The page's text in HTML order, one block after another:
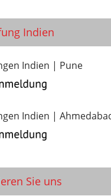
Indien
Indien | Pune
Indien |
Sie uns